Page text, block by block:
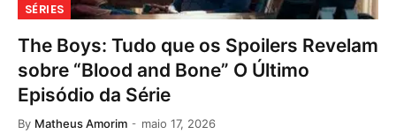
SÉRIES
The Boys: Tudo que os Spoilers Revelam
sobre “Blood and Bone” O Último
Episódio da Série
By Matheus Amorim maio 17, 2026